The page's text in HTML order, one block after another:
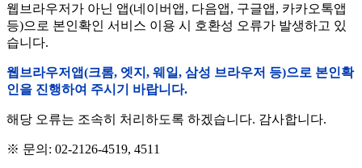
웹브라우저가 아닌 앱(네이버앱, 다음앱, 구글앱, 카카오톡앱
등)으로 본인확인 서비스 이용 시 호환성 오류가 발생하고 있
습니다.
웹브라우저앱(크롬, 엣지, 웨일, 삼성 브라우저 등)으로 본인확
인을 진행하여 주시기 바랍니다.
해당 오류는 조속히 처리하도록 하겠습니다. 감사합니다.
※ 문의: 02-2126-4519, 4511